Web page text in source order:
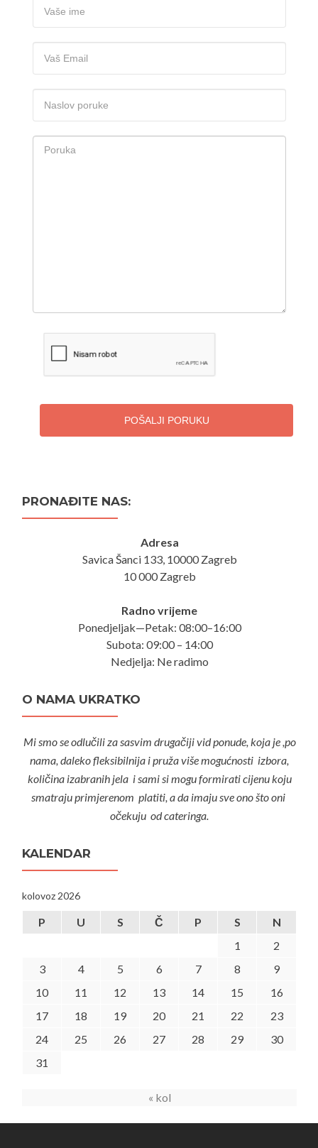
POŠALJI PORUKU
PRONAĐITE NAS:
Adresa
Savica Šanci 133, 10000 Zagreb
10 000 Zagreb
Radno vrijeme
Ponedjeljak—Petak: 08:00–16:00
Subota: 09:00 – 14:00
Nedjelja: Ne radimo
O NAMA UKRATKO
Mi smo se odlučili za sasvim drugačiji vid ponude, koja je ,po
nama, daleko fleksibilnija i pruža više mogućnosti izbora,
količina izabranih jela i sami si mogu formirati cijenu koju
smatraju primjerenom platiti, a da imaju sve ono što oni
očekuju od cateringa.
KALENDAR
kolovoz 2026
P U S Č P S
N
1
2
3
4 5 6 7 8
9
10
11 12 13 14 15
16
17
18 19 20 21 22
23
24
25 26 27 28 29
30
31
« kol